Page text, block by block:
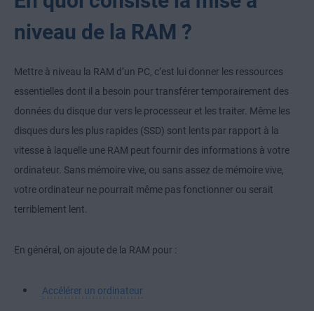
niveau de la RAM ?
Mettre à niveau la RAM d’un PC, c’est lui donner les ressources
essentielles dont il a besoin pour transférer temporairement des
données du disque dur vers le processeur et les traiter. Même les
disques durs les plus rapides (SSD) sont lents par rapport à la
vitesse à laquelle une RAM peut fournir des informations à votre
ordinateur. Sans mémoire vive, ou sans assez de mémoire vive,
votre ordinateur ne pourrait même pas fonctionner ou serait
terriblement lent.
En général, on ajoute de la RAM pour :
Accélérer un ordinateur